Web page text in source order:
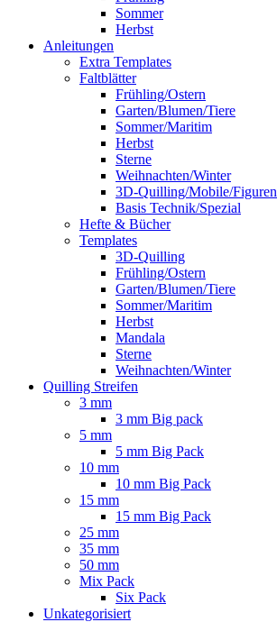
Sommer
Herbst
Anleitungen
Extra Templates
Faltblätter
Frühling/Ostern
Garten/Blumen/Tiere
Sommer/Maritim
Herbst
Sterne
Weihnachten/Winter
3D-Quilling/Mobile/Figuren
Basis Technik/Spezial
Hefte & Bücher
Templates
3D-Quilling
Frühling/Ostern
Garten/Blumen/Tiere
Sommer/Maritim
Herbst
Mandala
Sterne
Weihnachten/Winter
Quilling Streifen
3 mm
3 mm Big pack
5 mm
5 mm Big Pack
10 mm
10 mm Big Pack
15 mm
15 mm Big Pack
25 mm
35 mm
50 mm
Mix Pack
Six Pack
Unkategorisiert